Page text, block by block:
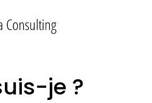
je ?